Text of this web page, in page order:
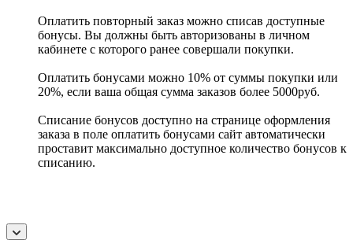
Оплатить повторный заказ можно списав доступные
бонусы. Вы должны быть авторизованы в личном
кабинете с которого ранее совершали покупки.
Оплатить бонусами можно 10% от суммы покупки или
20%, если ваша общая сумма заказов более 5000руб.
Списание бонусов доступно на странице оформления
заказа в поле оплатить бонусами сайт автоматически
проставит максимально доступное количество бонусов к
списанию.